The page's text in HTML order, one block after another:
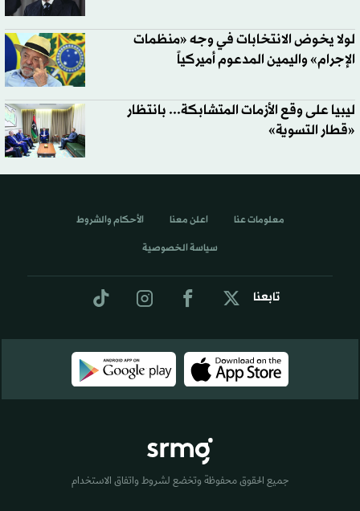
لولا يخوض الانتخابات في وجه «منظمات
الإجرام» واليمين المدعوم أميركياً
ليبيا على وقع الأزمات المتشابكة... بانتظار
«قطار التسوية»
تابعنا
معلومات عنا اعلن معنا الأحكام والشروط
سياسة الخصوصية
جميع الحقوق محفوظة وتخضع لشروط واتفاق الاستخدام